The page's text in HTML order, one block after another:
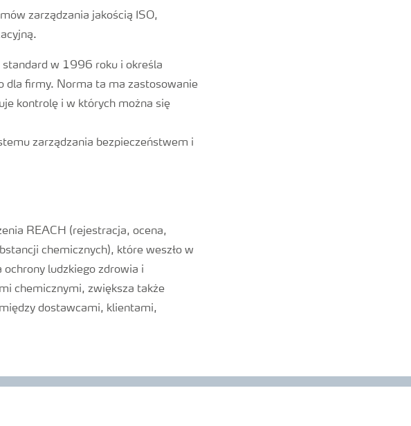
zarządzania jakością ISO,
w 1996 roku i określa
dla firmy. Norma ta ma zastosowanie
kontrolę i w których można się
zarządzania bezpieczeństwem i
REACH (rejestracja, ocena,
chemicznych), które weszło w
ludzkiego zdrowia i
chemicznymi, zwiększa także
dostawcami, klientami,